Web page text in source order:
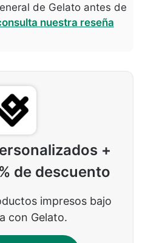
de Gelato antes de
nuestra reseña
+
de descuento
impresos bajo
con Gelato.